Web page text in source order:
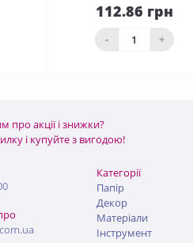
112.86 грн
- +
До
кошика
про акції і знижки?
і купуйте з вигодою!
Категорії
Папір
Декор
Матеріали
Інструмент